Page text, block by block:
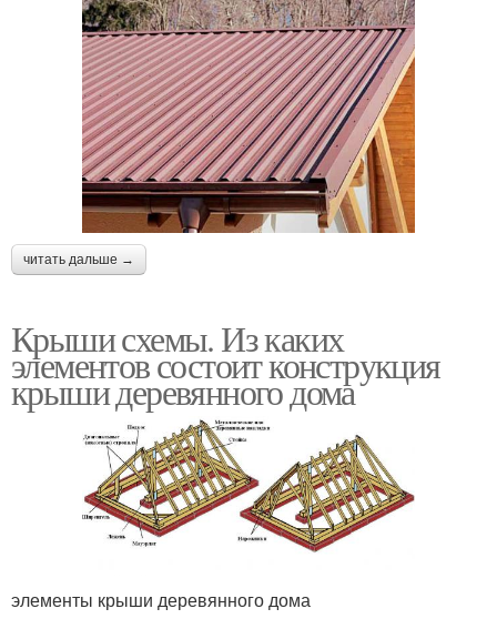
читать дальше →
Крыши схемы. Из каких
элементов состоит конструкция
крыши деревянного дома
элементы крыши деревянного дома